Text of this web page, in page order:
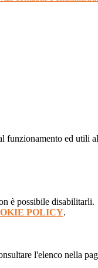
funzionamento ed utili
è possibile disabilitarli.
POLICY.
l'elenco nella